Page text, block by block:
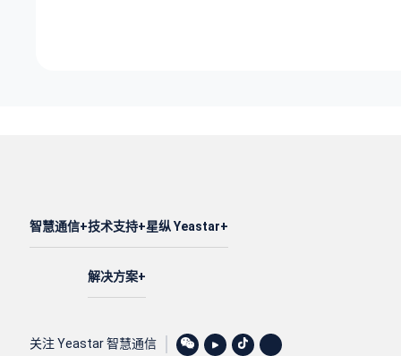
智慧通信 技术支持
解决方案
星纵 Yeastar
关注 Yeastar 智慧通信